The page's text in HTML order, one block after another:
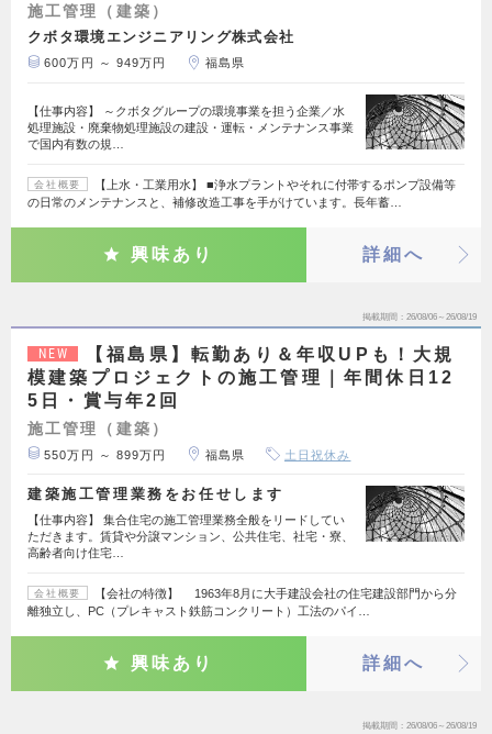
施工管理（建築）
クボタ環境エンジニアリング株式会社
600万円 ～ 949万円 福島県
【仕事内容】 ～クボタグループの環境事業を担う企業／水
処理施設・廃棄物処理施設の建設・運転・メンテナンス事業
で国内有数の規…
会社概要
【上水・工業用水】 ■浄水プラントやそれに付帯するポンプ設備等
の日常のメンテナンスと、補修改造工事を手がけています。長年蓄…
興味あり 詳細へ
掲載期間 26/08/06～26/08/19
NEW
【福島県】転勤あり＆年収UPも！大規
模建築プロジェクトの施工管理｜年間休日12
5日・賞与年2回
施工管理（建築）
550万円 ～ 899万円 福島県 土日祝休み
建築施工管理業務をお任せします
【仕事内容】 集合住宅の施工管理業務全般をリードしてい
ただきます。賃貸や分譲マンション、公共住宅、社宅・寮、
高齢者向け住宅…
会社概要
【会社の特徴】 1963年8月に大手建設会社の住宅建設部門から分
離独立し、PC（プレキャスト鉄筋コンクリート）工法のパイ…
興味あり 詳細へ
掲載期間 26/08/06～26/08/19